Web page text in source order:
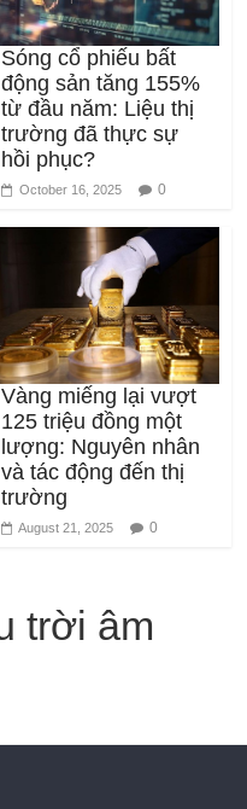
Sóng cổ phiếu bất
động sản tăng 155%
từ đầu năm: Liệu thị
trường đã thực sự
hồi phục?
October 16, 2025 0
Vàng miếng lại vượt
125 triệu đồng một
lượng: Nguyên nhân
và tác động đến thị
trường
August 21, 2025 0